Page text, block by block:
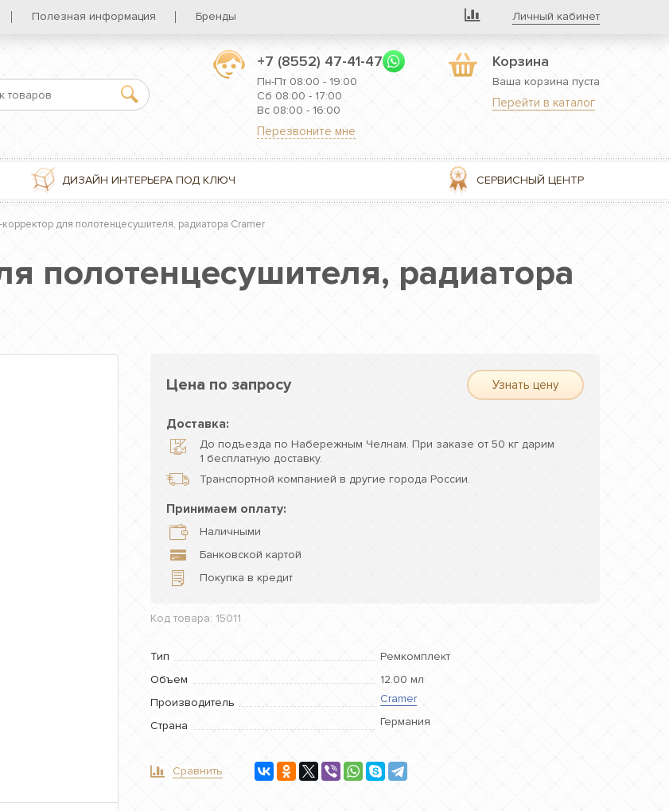
Полезная информация Бренды Личный кабинет
Корзина
Ваша корзина пуста
Перейти в каталог
+7 (8552) 47-41-47
Пн-Пт 08:00 - 19:00
Сб 08:00 - 17:00
Вс 08:00 - 16:00
Перезвоните мне
ДИЗАЙН ИНТЕРЬЕРА ПОД КЛЮЧ СЕРВИСНЫЙ ЦЕНТР
для полотенцесушителя, радиатора Cramer
полотенцесушителя, радиатора
Цена по запросу Узнать цену
Доставка:
До подъезда по Набережным Челнам. При заказе от 50 кг дарим
1 бесплатную доставку.
Транспортной компанией в другие города России.
Принимаем оплату:
Наличными
Банковской картой
Покупка в кредит
Код товара: 15011
Тип
Ремкомплект
Объем
12.00 мл
Производитель
Cramer
Страна
Германия
Сравнить